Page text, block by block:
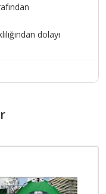
dolayı